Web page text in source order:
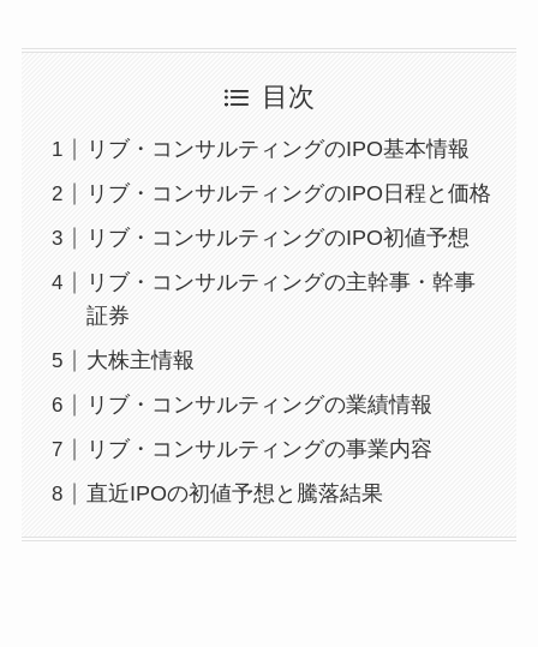
目次
リブ・コンサルティングのIPO基本情報
リブ・コンサルティングのIPO日程と価格
リブ・コンサルティングのIPO初値予想
リブ・コンサルティングの主幹事・幹事
証券
大株主情報
リブ・コンサルティングの業績情報
リブ・コンサルティングの事業内容
直近IPOの初値予想と騰落結果